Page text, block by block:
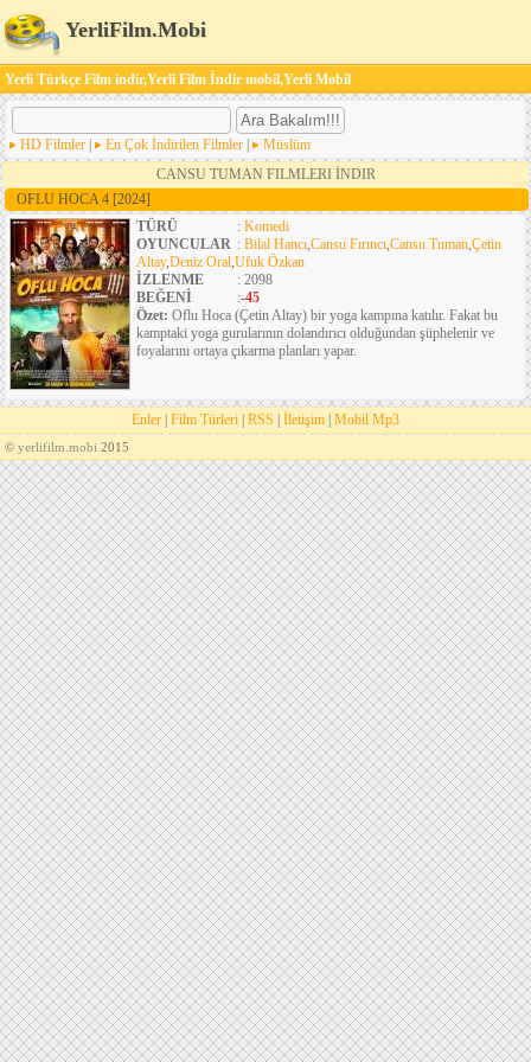
YerliFilm.Mobi
Yerli Türkçe Film indir,Yerli Film İndir mobil,Yerli Mobil
HD Filmler En Çok İndirilen Filmler
Müslüm
CANSU TUMAN FILMLERI İNDIR
OFLU HOCA 4 [2024]
TÜRÜ
: Komedi
OYUNCULAR : Bilal Hancı,Cansu Fırıncı,Cansu Tuman,Çetin
Altay,Deniz Oral,Ufuk Özkan
İZLENME
: 2098
BEĞENİ
:-45
Özet: Oflu Hoca (Çetin Altay) bir yoga kampına katılır. Fakat bu
kamptaki yoga gurularının dolandırıcı olduğundan şüphelenir ve
foyalarını ortaya çıkarma planları yapar.
Enler Film Türleri RSS İletişim Mobil Mp3
© yerlifilm.mobi 2015